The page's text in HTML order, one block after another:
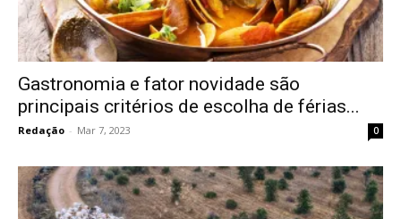
Gastronomia e fator novidade são
principais critérios de escolha de férias...
Redação - Mar 7, 2023 0